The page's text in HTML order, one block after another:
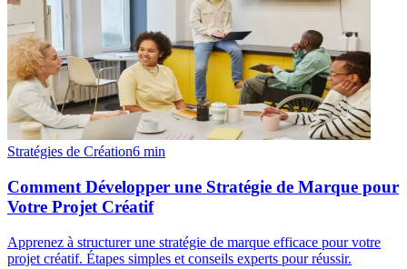
Stratégies de Création6 min
Comment Développer une Stratégie de Marque pour
Votre Projet Créatif
Apprenez à structurer une stratégie de marque efficace pour votre
projet créatif. Étapes simples et conseils experts pour réussir.